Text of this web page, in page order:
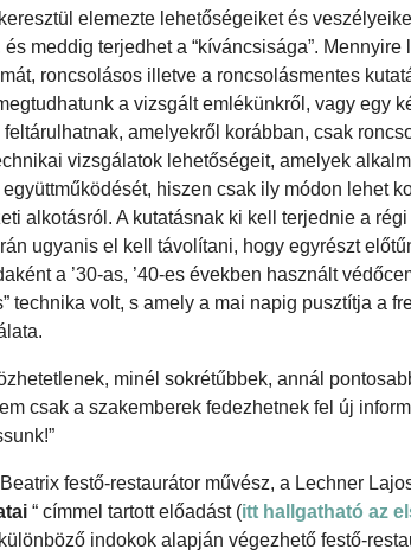
elemezte lehetőségeiket és
meddig terjedhet a “kíváncsisága”. Mennyire
roncsolásos illetve a roncsolásmentes
a vizsgált emlékünkről, vagy egy
amelyekről korábban, csak
vizsgálatok lehetőségeit, amelyek
hiszen csak ily módon lehet
alkotásról. A kutatásnak ki kell terjednie a
ugyanis el kell távolítani, hogy egyrészt
a ’30-as, ’40-es években használt
technika volt, s amely a mai napig pusztítja a
minél sokrétűbbek, annál
csak a szakemberek fedezhetnek fel új
festő-restaurátor művész, a Lechner
“ címmel tartott előadást (itt hallgatható az
indokok alapján végezhető festő-